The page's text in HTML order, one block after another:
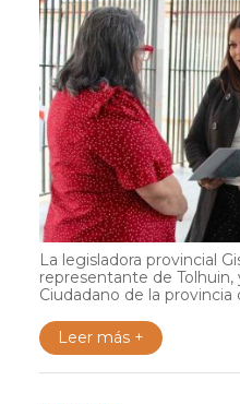
La legisladora provincial
representante de
Ciudadano de la provincia
Leer más +